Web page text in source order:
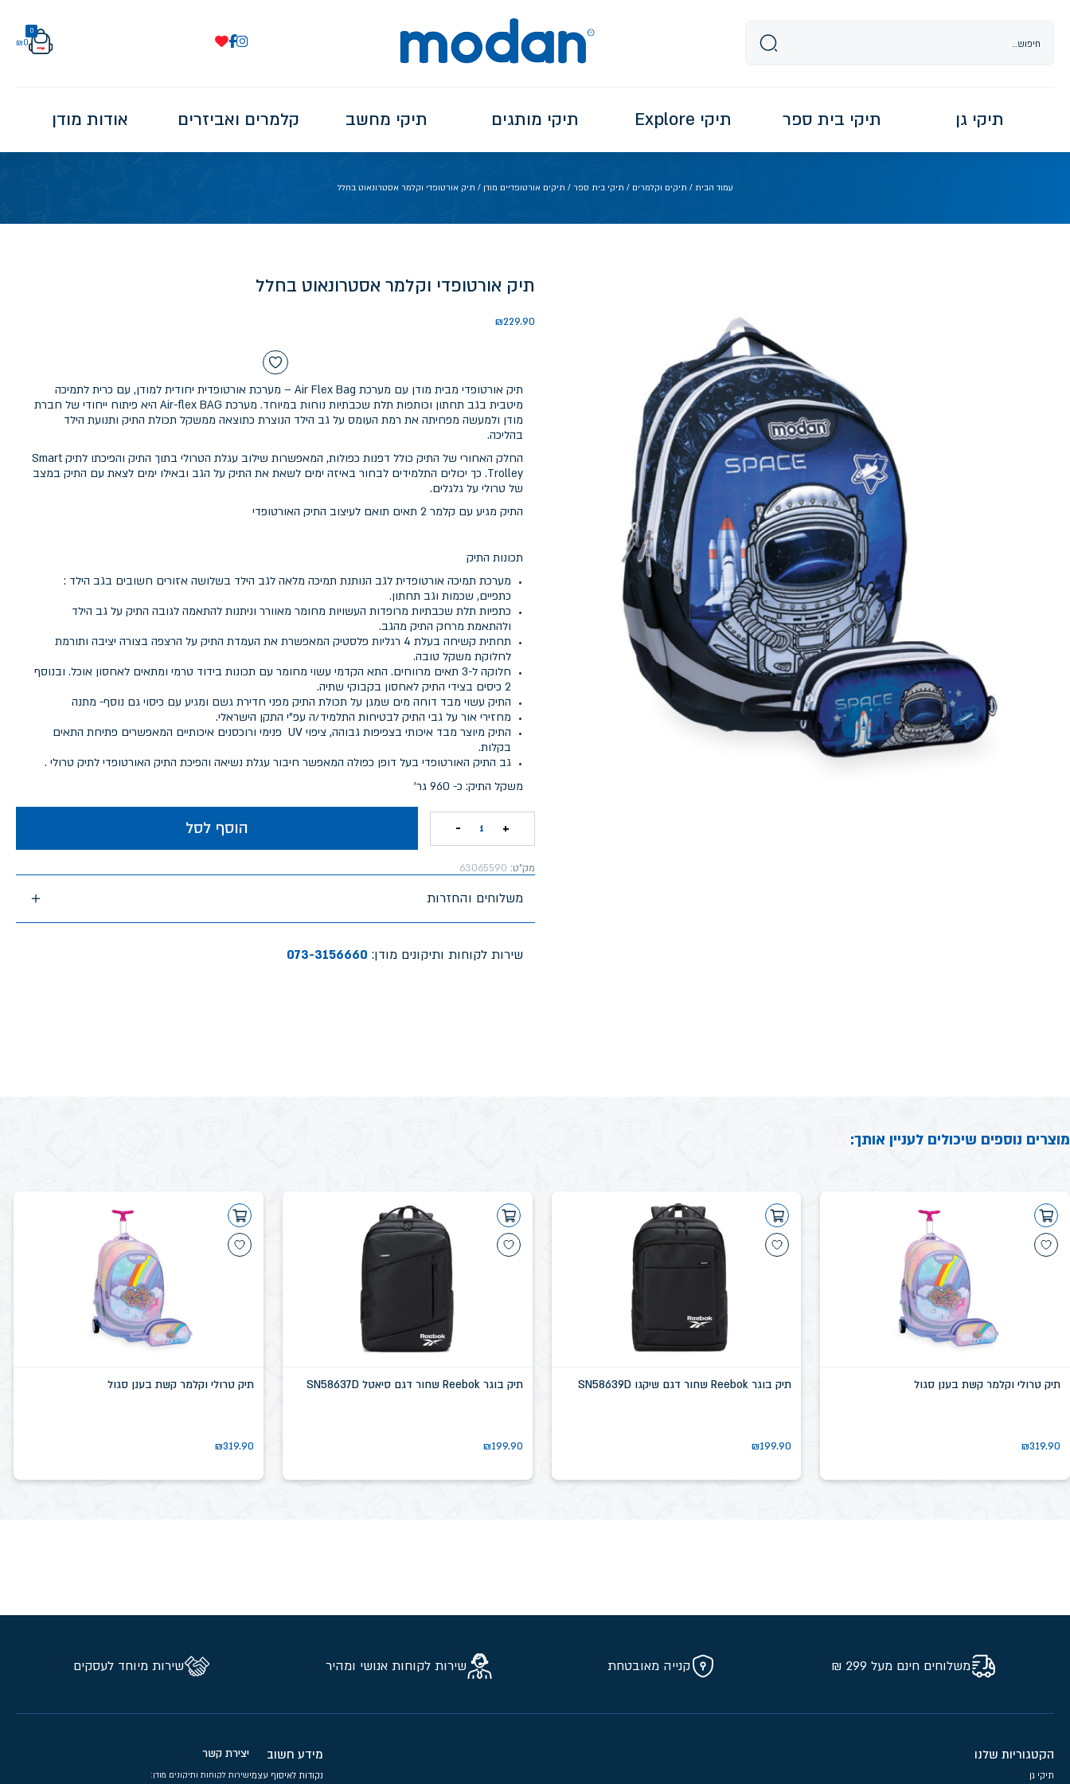
0
₪0
תיקי גן תיקי בית ספר תיקי Explore תיקי מותגים תיקי מחשב קלמרים ואביזרים אודות מודן
עמוד הבית / תיקים וקלמרים / תיקי בית ספר / תיקים אורטופדיים מודן / תיק אורטופדי וקלמר אסטרונאוט בחלל
תיק אורטופדי וקלמר אסטרונאוט בחלל
₪229.90
תיק אורטופדי מבית מודן עם מערכת Air Flex Bag – מערכת אורטופדית יחודית למודן, עם כרית לתמיכה
מיטבית בגב תחתון וכותפות תלת שכבתיות נוחות במיוחד. מערכת Air-flex BAG היא פיתוח ייחודי של חברת
מודן ולמעשה מפחיתה את רמת העומס על גב הילד הנוצרת כתוצאה ממשקל תכולת התיק ותנועת הילד
בהליכה.
החלק האחורי של התיק כולל דפנות כפולות, המאפשרות שילוב עגלת הטרולי בתוך התיק והפיכתו לתיק Smart
Trolley. כך יכולים התלמידים לבחור באיזה ימים לשאת את התיק על הגב ובאילו ימים לצאת עם התיק במצב
של טרולי על גלגלים.
התיק מגיע עם קלמר 2 תאים תואם לעיצוב התיק האורטופדי
תכונות התיק
מערכת תמיכה אורטופדית לגב הנותנת תמיכה מלאה לגב הילד בשלושה אזורים חשובים בגב הילד :
כתפיים, שכמות וגב תחתון.
כתפיות תלת שכבתיות מרופדות העשויות מחומר מאוורר וניתנות להתאמה לגובה התיק על גב הילד
ולהתאמת מרחק התיק מהגב.
תחתית קשיחה בעלת 4 רגליות פלסטיק המאפשרת את העמדת התיק על הרצפה בצורה יציבה ותורמת
לחלוקת משקל טובה.
חלוקה ל-3 תאים מרווחים. התא הקדמי עשוי מחומר עם תכונות בידוד טרמי ומתאים לאחסון אוכל. ובנוסף
2 כיסים בצידי התיק לאחסון בקבוקי שתיה.
התיק עשוי מבד דוחה מים שמגן על תכולת התיק מפני חדירת גשם ומגיע עם כיסוי גם נוסף- מתנה
מחזירי אור על גבי התיק לבטיחות התלמיד/ה עפ"י התקן הישראלי.
התיק מיוצר מבד איכותי בצפיפות גבוהה, ציפוי UV פנימי ורוכסנים איכותיים המאפשרים פתיחת התאים
בקלות.
גב התיק האורטופדי בעל דופן כפולה המאפשר חיבור עגלת נשיאה והפיכת התיק האורטופדי לתיק טרולי .
משקל התיק: כ- 960 גר'
הוסף לסל +
1
-
מק"ט: 63065590
משלוחים והחזרות
שירות לקוחות ותיקונים מודן: 073-3156660
מוצרים נוספים שיכולים לעניין אותך:
תיק טרולי וקלמר קשת בענן סגול
₪319.90
תיק בוגר Reebok שחור דגם שיקגו SN58639D
₪199.90
תיק בוגר Reebok שחור דגם סיאטל SN58637D
₪199.90
תיק טרולי וקלמר קשת בענן סגול
₪319.90
משלוחים חינם מעל 299 ₪ קנייה מאובטחת שירות לקוחות אנושי ומהיר שירות מיוחד לעסקים
הקטגוריות שלנו
תיקי גן
מידע חשוב
נקודות לאיסוף עצמי
יצירת קשר
שירות לקוחות ותיקונים מודן: